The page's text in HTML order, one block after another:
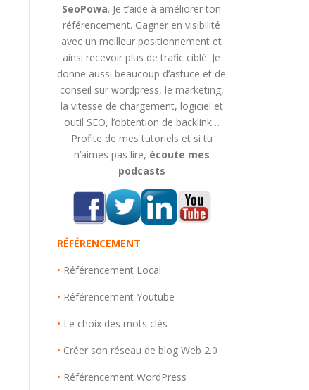
SeoPowa. Je t’aide à améliorer ton
référencement. Gagner en visibilité
avec un meilleur positionnement et
ainsi recevoir plus de trafic ciblé. Je
donne aussi beaucoup d’astuce et de
conseil sur wordpress, le marketing,
la vitesse de chargement, logiciel et
outil SEO, l’obtention de backlink…
Profite de mes tutoriels et si tu
n’aimes pas lire, écoute mes
podcasts
RÉFÉRENCEMENT
• Référencement Local
• Référencement Youtube
• Le choix des mots clés
• Créer son réseau de blog Web 2.0
• Référencement WordPress